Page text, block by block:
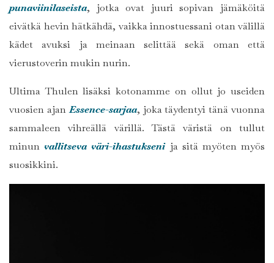
punaviinilaseista, jotka ovat juuri sopivan jämäköitä
eivätkä hevin hätkähdä, vaikka innostuessani otan välillä
kädet avuksi ja meinaan selittää sekä oman että
vierustoverin mukin nurin.
Ultima Thulen lisäksi kotonamme on ollut jo useiden
vuosien ajanEssence-sarjaa, joka täydentyi tänä vuonna
sammaleen vihreällä värillä. Tästä väristä on tullut
minunvallitseva väri-ihastuksenija sitä myöten myös
suosikkini.